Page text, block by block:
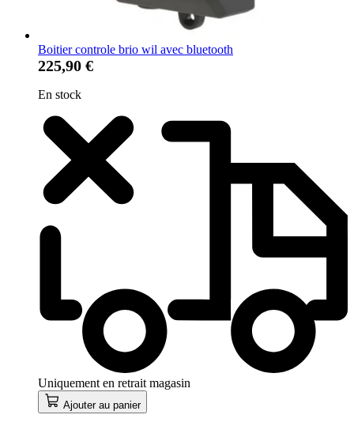
Boitier controle brio wil avec bluetooth
225,90 €
En stock
Uniquement en retrait magasin
Ajouter au panier